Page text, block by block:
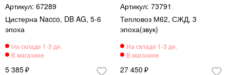
67289
Цистерна Nacco, DB AG, 5-6
эпоха
5 385
73791
Тепловоз М62, СЖД, 3
эпоха(звук)
27 450